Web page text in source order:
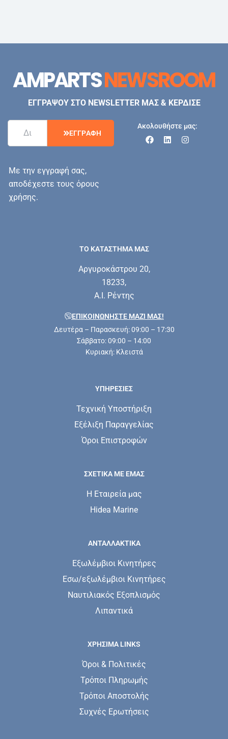
AMPARTSNEWSROOM
ΕΓΓΡΑΨΟΥ ΣΤΟ NEWSLETTER ΜΑΣ & ΚΕΡΔΙΣΕ
ΕΓΓΡΑΦΗ
Με την εγγραφή σας,
αποδέχεστε τους όρους
χρήσης.
Ακολουθήστε μας:
ΤΟ ΚΑΤΑΣΤΗΜΑ ΜΑΣ
Αργυροκάστρου 20,
18233,
Α.Ι. Ρέντης
ΕΠΙΚΟΙΝΩΝΗΣΤΕ ΜΑΖΊ ΜΑΣ!
Δευτέρα – Παρασκευή: 09:00 – 17:30
Σάββατο: 09:00 – 14:00
Κυριακή: Κλειστά
ΥΠΗΡΕΣΊΕΣ
Τεχνική Υποστήριξη
Εξέλιξη Παραγγελίας
Όροι Επιστροφών
ΣΧΕΤΙΚΆ ΜΕ ΕΜΆΣ
Η Εταιρεία μας
Hidea Marine
ΑΝΤΑΛΛΑΚΤΙΚΑ
Εξωλέμβιοι Κινητήρες
Εσω/εξωλέμβιοι Κινητήρες
Ναυτιλιακός Εξοπλισμός
Λιπαντικά
ΧΡΗΣΙΜΑ LINKS
Όροι & Πολιτικές
Τρόποι Πληρωμής
Τρόποι Αποστολής
Συχνές Ερωτήσεις